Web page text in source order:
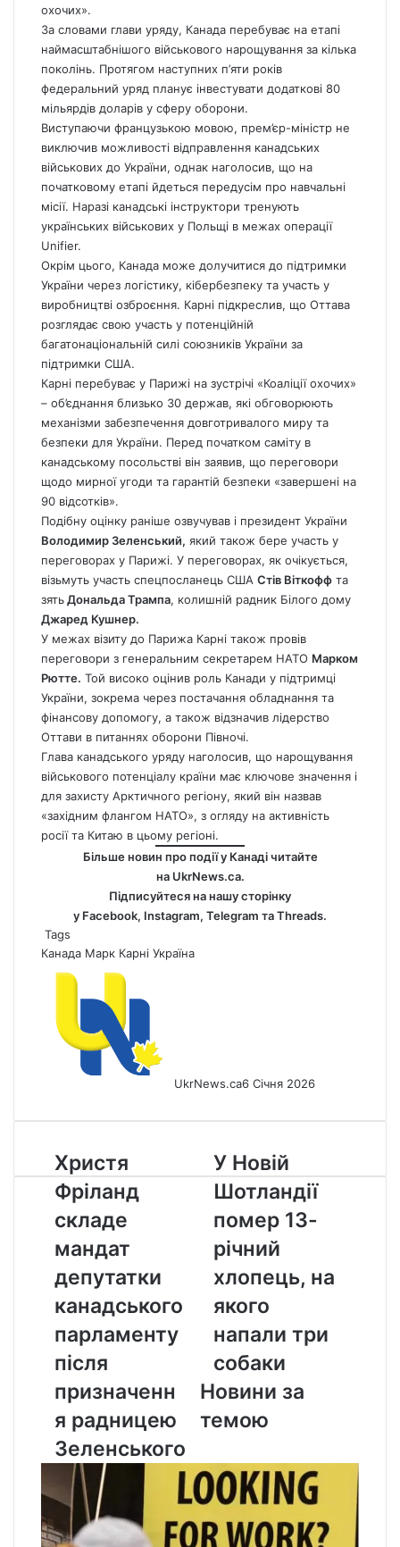
охочих».
За словами глави уряду, Канада перебуває на етапі
наймасштабнішого військового нарощування за кілька
поколінь. Протягом наступних п’яти років
федеральний уряд планує інвестувати додаткові 80
мільярдів доларів у сферу оборони.
Виступаючи французькою мовою, прем’єр-міністр не
виключив можливості відправлення канадських
військових до України, однак наголосив, що на
початковому етапі йдеться передусім про навчальні
місії. Наразі канадські інструктори тренують
українських військових у Польщі в межах операції
Unifier.
Окрім цього, Канада може долучитися до підтримки
України через логістику, кібербезпеку та участь у
виробництві озброєння. Карні підкреслив, що Оттава
розглядає свою участь у потенційній
багатонаціональній силі союзників України за
підтримки США.
Карні перебуває у Парижі на зустрічі «Коаліції охочих»
– об’єднання близько 30 держав, які обговорюють
механізми забезпечення довготривалого миру та
безпеки для України. Перед початком саміту в
канадському посольстві він заявив, що переговори
щодо мирної угоди та гарантій безпеки «завершені на
90 відсотків».
Подібну оцінку раніше озвучував і президент України
Володимир Зеленський, який також бере участь у
переговорах у Парижі. У переговорах, як очікується,
візьмуть участь спецпосланець США Стів Віткофф та
зятьДональда Трампа, колишній радник Білого дому
Джаред Кушнер.
У межах візиту до Парижа Карні також провів
переговори з генеральним секретарем НАТО Марком
Рютте. Той високо оцінив роль Канади у підтримці
України, зокрема через постачання обладнання та
фінансову допомогу, а також відзначив лідерство
Оттави в питаннях оборони Півночі.
Глава канадського уряду наголосив, що нарощування
військового потенціалу країни має ключове значення і
для захисту Арктичного регіону, який він назвав
«західним флангом НАТО», з огляду на активність
росії та Китаю в цьому регіоні.
Більше новин про події у Канаді читайте
на UkrNews.ca.
Підписуйтеся на нашу сторінку
у Facebook, Instagram, Telegram таThreads.
Tags
Канада Марк Карні Україна
UkrNews.ca6 Січня 2026
Христя
Фріланд
складе
мандат
депутатки
канадського
парламенту
після
призначення
Зеленського
Христя
Фріланд
складе
мандат
депутатки
канадського
парламенту
після
призначенн
я радницею
Зеленського
У
Новій
Шотландії
помер
13-
річний
хлопець,
на
якого
три
собаки
У Новій
Шотландії
помер 13-
річний
хлопець, на
якого
напали три
собаки
Новини за
темою